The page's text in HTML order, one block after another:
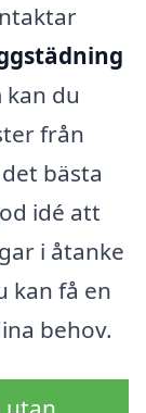
du
från
bästa
idé att
i åtanke
kan få en
behov.